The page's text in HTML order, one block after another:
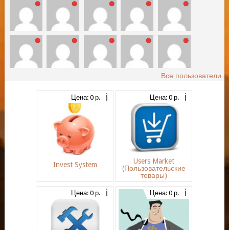
Все пользователи
Цена: 0 р.
Invest System
Цена: 0 р.
Users Market
(Пользовательские
товары)
Цена: 0 р. Цена: 0 р.